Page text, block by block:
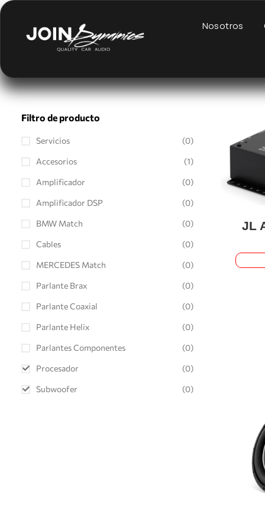
Nosotros
Filtro de producto
Servicios (0)
Accesorios (1)
Amplificador (0)
Amplificador DSP (0)
BMW Match (0)
Cables (0)
MERCEDES Match (0)
Parlante Brax (0)
Parlante Coaxial (0)
Parlante Helix (0)
Parlantes Componentes (0)
Procesador (0)
Subwoofer (0)
JL